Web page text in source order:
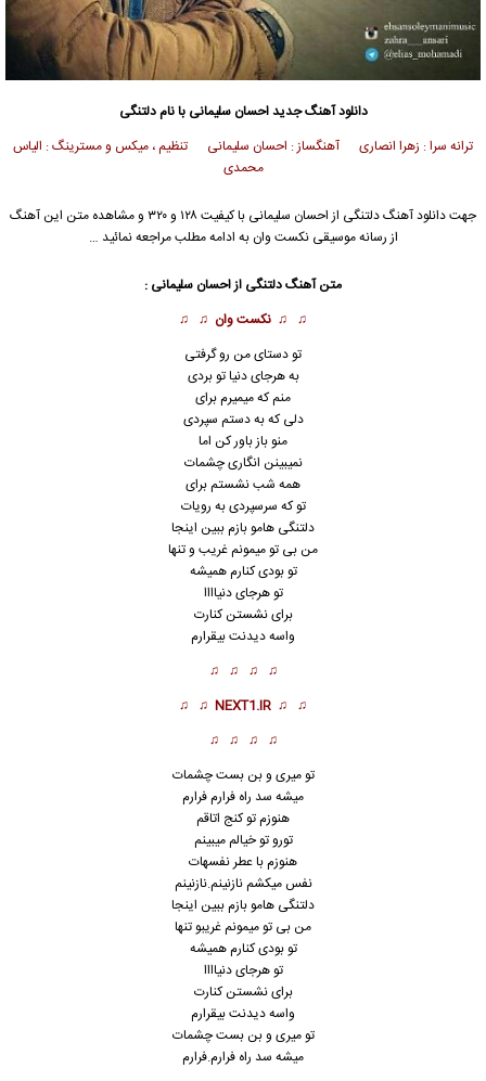
دانلود آهنگ جدیداحسان سلیمانی با نام دلتنگی
ترانه سرا : زهرا انصاری آهنگساز : احسان سلیمانی تنظیم ، میکس و مسترینگ : الیاس
محمدی
جهت دانلود آهنگ دلتنگی از احسان سلیمانی
با کیفیت ۱۲۸ و ۳۲۰ و مشاهده متن این آهنگ
از رسانه موسیقی نکست وان به ادامه مطلب مراجعه نمائید …
متن آهنگ دلتنگی ازاحسان سلیمانی :
♫ ♫ نکست وان ♫ ♫
تو دستای من رو گرفتی
به هرجای دنیا تو بردی
منم که میمیرم برای
دلی که به دستم سپردی
منو باز باور کن اما
نمیبینن انگاری چشمات
همه شب نشستم برای
تو که سرسپردی به رویات
دلتنگی هامو بازم ببین اینجا
من بی تو میمونم غریب و تنها
تو بودی کنارم همیشه
تو هرجای دنیاااا
برای نشستن کنارت
واسه دیدنت بیقرارم
♫ ♫ ♫ ♫
♫ ♫
NEXT1.IR
♫ ♫
♫ ♫ ♫ ♫
تو میری و بن بست چشمات
میشه سد راه فرارم فرارم
هنوزم تو کنج اتاقم
تورو تو خیالم میبینم
هنوزم با عطر نفسهات
نفس میکشم نازنینم.نازنینم
دلتنگی هامو بازم ببین اینجا
من بی تو میمونم غریبو تنها
تو بودی کنارم همیشه
تو هرجای دنیاااا
برای نشستن کنارت
واسه دیدنت بیقرارم
تو میری و بن بست چشمات
میشه سد راه فرارم.فرارم